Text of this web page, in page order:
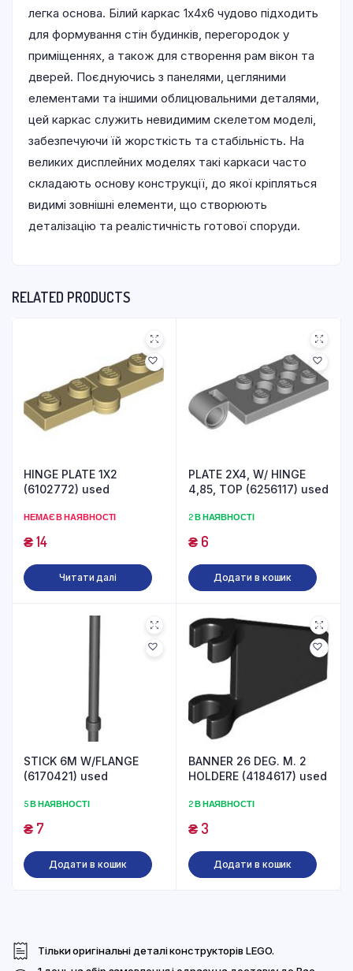
легка основа. Білий каркас 1х4х6 чудово підходить
для формування стін будинків, перегородок у
приміщеннях, а також для створення рам вікон та
дверей. Поєднуючись з панелями, цегляними
елементами та іншими облицювальними деталями,
цей каркас служить невидимим скелетом моделі,
забезпечуючи їй жорсткість та стабільність. На
великих дисплейних моделях такі каркаси часто
складають основу конструкції, до якої кріпляться
видимі зовнішні елементи, що створюють
деталізацію та реалістичність готової споруди.
RELATED PRODUCTS
HINGE PLATE 1X2
(6102772) used
НЕМАЄ В НАЯВНОСТІ
₴14
Читати далі
PLATE 2X4, W/ HINGE
4,85, TOP (6256117) used
2 В НАЯВНОСТІ
₴6
Додати в кошик
STICK 6M W/FLANGE
(6170421) used
5 В НАЯВНОСТІ
₴7
Додати в кошик
BANNER 26 DEG. M. 2
HOLDERE (4184617) used
2 В НАЯВНОСТІ
₴3
Додати в кошик
Тільки оригінальні деталі конструкторів LEGO.